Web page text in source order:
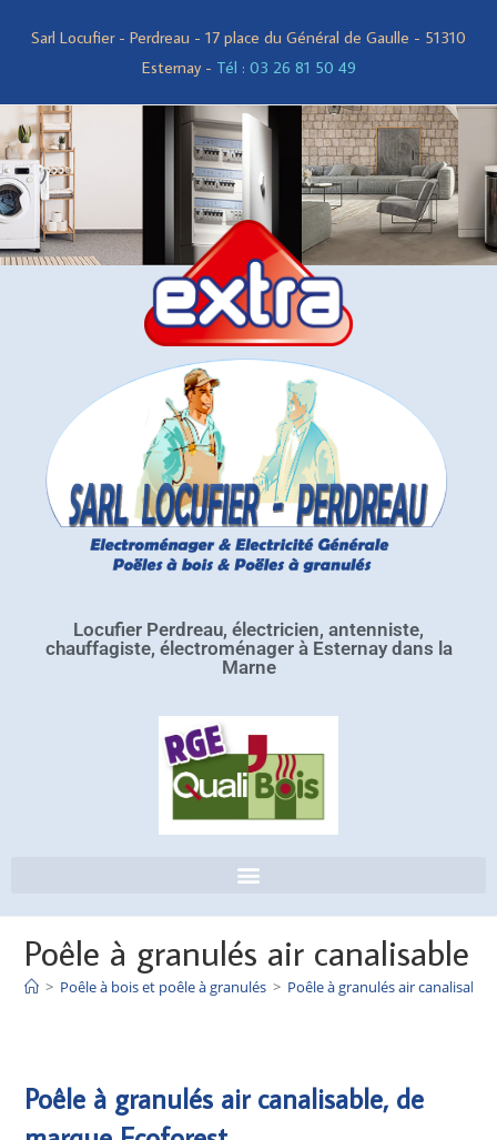
Sarl Locufier - Perdreau - 17 place du Général de Gaulle - 51310
Esternay - Tél : 03 26 81 50 49
Locufier Perdreau, électricien, antenniste,
chauffagiste, électroménager à Esternay dans la
Marne
Poêle à granulés air canalisable
> Poêle à bois et poêle à granulés > Poêle à granulés air canalisable
Poêle à granulés air canalisable, de